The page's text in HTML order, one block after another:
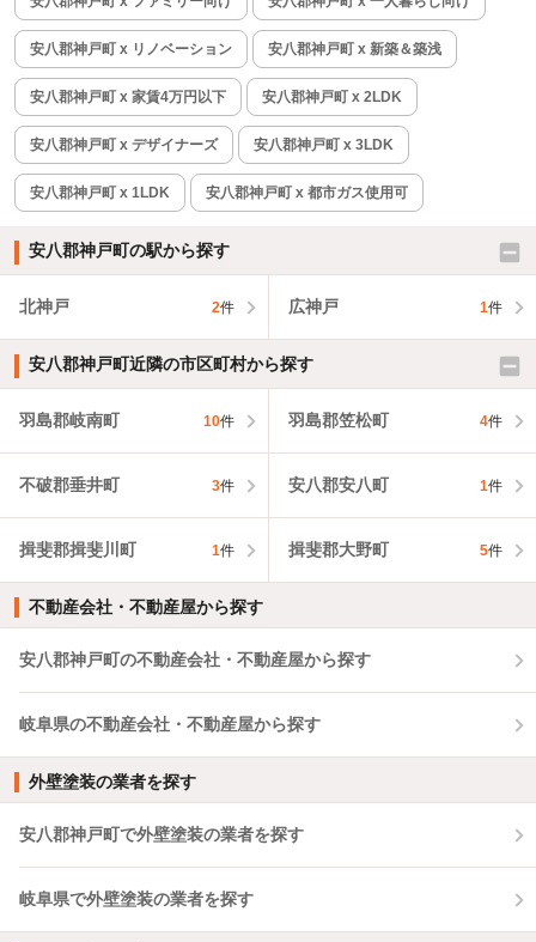
安八郡神戸町 x リノベーション 安八郡神戸町 x 新築＆築浅
安八郡神戸町 x 家賃4万円以下 安八郡神戸町 x 2LDK
安八郡神戸町 x デザイナーズ 安八郡神戸町 x 3LDK
安八郡神戸町 x 1LDK 安八郡神戸町 x 都市ガス使用可
安八郡神戸町の駅から探す
北神戸 2件 広神戸 1件
安八郡神戸町近隣の市区町村から探す
羽島郡岐南町 10件 羽島郡笠松町 4件
不破郡垂井町 3件 安八郡安八町 1件
揖斐郡揖斐川町 1件 揖斐郡大野町 5件
不動産会社・不動産屋から探す
安八郡神戸町の不動産会社・不動産屋から探す
岐阜県の不動産会社・不動産屋から探す
外壁塗装の業者を探す
安八郡神戸町で外壁塗装の業者を探す
岐阜県で外壁塗装の業者を探す